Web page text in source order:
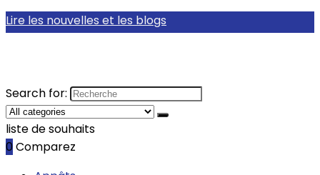
Lire les nouvelles et les blogs
Search for:
liste de souhaits
0 Comparez